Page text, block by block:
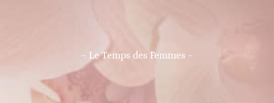
– Le Temps des Femmes –